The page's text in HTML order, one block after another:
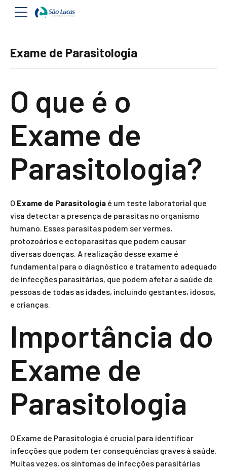
Exame de Parasitologia
O que é o
Exame de
Parasitologia?
O Exame de Parasitologia é um teste laboratorial que
visa detectar a presença de parasitas no organismo
humano. Esses parasitas podem ser vermes,
protozoários e ectoparasitas que podem causar
diversas doenças. A realização desse exame é
fundamental para o diagnóstico e tratamento adequado
de infecções parasitárias, que podem afetar a saúde de
pessoas de todas as idades, incluindo gestantes, idosos,
e crianças.
Importância do
Exame de
Parasitologia
O Exame de Parasitologia é crucial para identificar
infecções que podem ter consequências graves à saúde.
Muitas vezes, os sintomas de infecções parasitárias